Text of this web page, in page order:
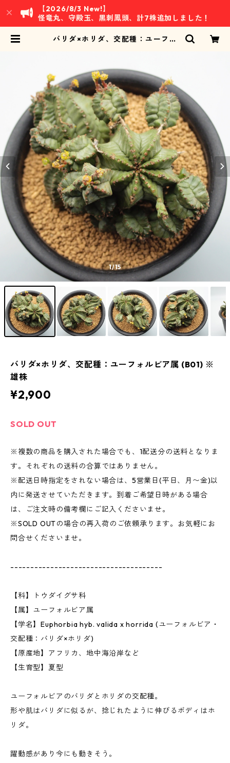
【2026/8/3 New!】
怪竜丸、守殿玉、黒刺鳳頭、計7株追加しました！
バリダ×ホリダ、交配種：ユーフォ
1/15
バリダ×ホリダ、交配種：ユーフォルビア属 (B01) ※
雄株
¥2,900
SOLD OUT
※複数の商品を購入された場合でも、1配送分の送料となりま
す。それぞれの送料の合算ではありません。
※配送日時指定をされない場合は、5営業日(平日、月〜金)以
内に発送させていただきます。到着ご希望日時がある場合
は、ご注文時の備考欄にご記入くださいませ。
※SOLD OUTの場合の再入荷のご依頼承ります。お気軽にお
問合せくださいませ。
--------------------------------------
【科】トウダイグサ科
【属】ユーフォルビア属
【学名】Euphorbia hyb. valida x horrida (ユーフォルビア・
交配種：バリダ×ホリダ)
【原産地】アフリカ、地中海沿岸など
【生育型】夏型
ユーフォルビアのバリダとホリダの交配種。
形や肌はバリダに似るが、捻じれたように伸びるボディはホ
リダ。
躍動感があり今にも動きそう。